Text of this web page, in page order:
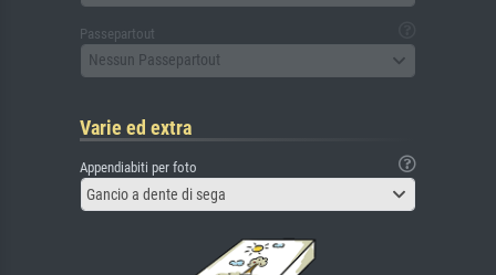
Passepartout
Nessun Passepartout
Varie ed extra
Appendiabiti per foto
Gancio a dente di sega